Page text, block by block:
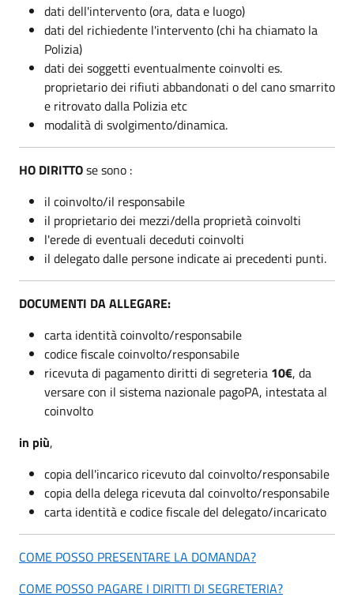
dati dell'intervento (ora, data e luogo)
dati del richiedente l'intervento (chi ha chiamato la
Polizia)
dati dei soggetti eventualmente coinvolti es.
proprietario dei rifiuti abbandonati o del cano smarrito
e ritrovato dalla Polizia etc
modalità di svolgimento/dinamica.
HO DIRITTOse sono :
il coinvolto/il responsabile
il proprietario dei mezzi/della proprietà coinvolti
l'erede di eventuali deceduti coinvolti
il delegato dalle persone indicate ai precedenti punti.
DOCUMENTI DA ALLEGARE:
carta identità coinvolto/responsabile
codice fiscale coinvolto/responsabile
ricevuta di pagamento diritti di segreteria 10€, da
versare con il sistema nazionale pagoPA, intestata al
coinvolto
in più,
copia dell'incarico ricevuto dal coinvolto/responsabile
copia della delega ricevuta dal coinvolto/responsabile
carta identità e codice fiscale del delegato/incaricato
COME POSSO PRESENTARE LA DOMANDA?
COME POSSO PAGARE I DIRITTI DI SEGRETERIA?